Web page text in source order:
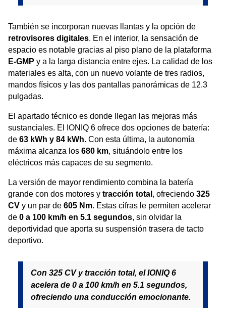
También se incorporan nuevas llantas y la opción de
retrovisores digitales. En el interior, la sensación de
espacio es notable gracias al piso plano de la plataforma
E-GMP y a la larga distancia entre ejes. La calidad de los
materiales es alta, con un nuevo volante de tres radios,
mandos físicos y las dos pantallas panorámicas de 12.3
pulgadas.
El apartado técnico es donde llegan las mejoras más
sustanciales. El IONIQ 6 ofrece dos opciones de batería:
de 63 kWh y 84 kWh. Con esta última, la autonomía
máxima alcanza los 680 km, situándolo entre los
eléctricos más capaces de su segmento.
La versión de mayor rendimiento combina la batería
grande con dos motores y tracción total , ofreciendo 325
CV y un par de 605 Nm. Estas cifras le permiten acelerar
de 0 a 100 km/h en 5.1 segundos, sin olvidar la
deportividad que aporta su suspensión trasera de tacto
deportivo.
Con 325 CV y tracción total, el IONIQ 6
acelera de 0 a 100 km/h en 5.1 segundos,
ofreciendo una conducción emocionante.